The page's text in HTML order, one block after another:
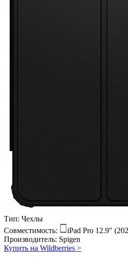
Тип: Чехлы
Совместимость:
iPad Pro 12.9"
Производитель: Spigen
Купить на Wildberries >